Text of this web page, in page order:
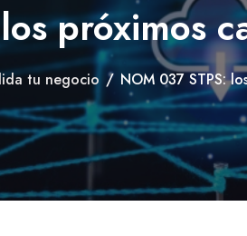
próximos
tu negocio / NOM 037 STPS: